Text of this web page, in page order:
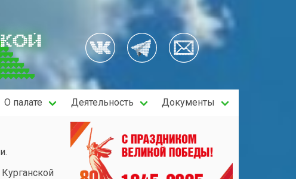
О палате Деятельность Документы